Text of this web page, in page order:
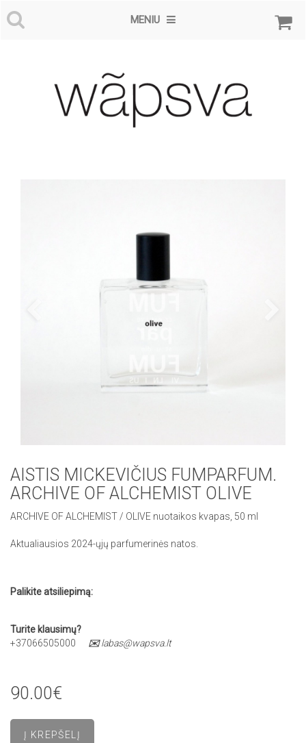
MENIU
AISTIS MICKEVIČIUS FUMPARFUM.
ARCHIVE OF ALCHEMIST OLIVE
ARCHIVE OF ALCHEMIST / OLIVE nuotaikos kvapas, 50 ml
Aktualiausios 2024-ųjų parfumerinės natos.
Palikite atsiliepimą:
Turite klausimų?
+37066505000
✉️labas@wapsva.lt
90.00€